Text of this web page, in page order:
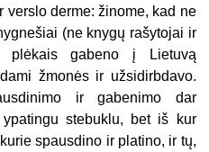
derme: žinome, kad ne
(ne knygų rašytojai ir
plėkais gabeno į Lietuvą
žmonės ir užsidirbdavo.
ir gabenimo dar
stebuklu, bet iš kur
spausdino ir platino, ir tų,